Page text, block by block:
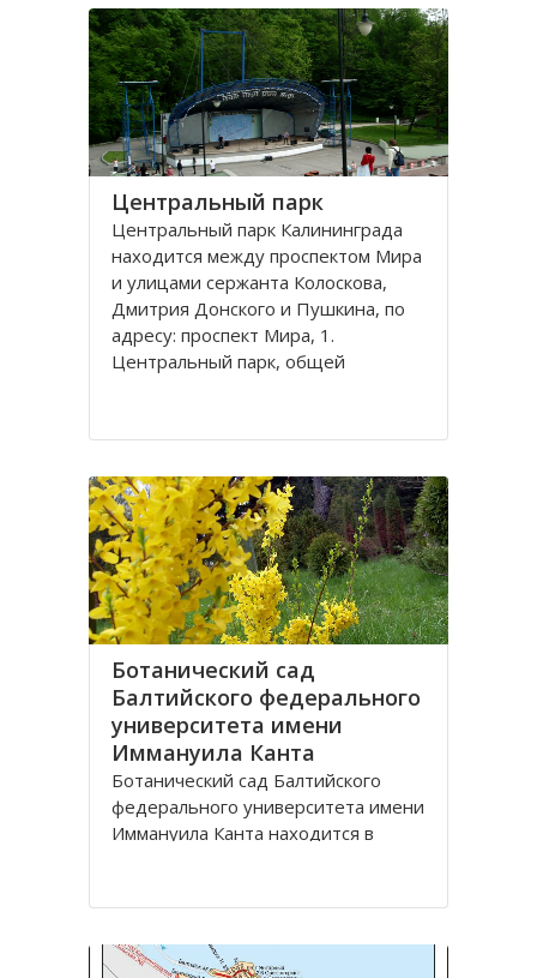
Сегодня это самый западный
мегаполис России. Ежегодно сюда
Центральный парк
Центральный парк Калининграда
находится между проспектом Мира
и улицами сержанта Колоскова,
Дмитрия Донского и Пушкина, по
адресу: проспект Мира, 1.
Центральный парк, общей
прусского королевства парка
альтштадского кладбища
Ботанический сад
Балтийского федерального
университета имени
Иммануила Канта
Ботанический сад Балтийского
федерального университета имени
Иммануила Канта находится в
Калининград.
Зеленая зона, общей площадью